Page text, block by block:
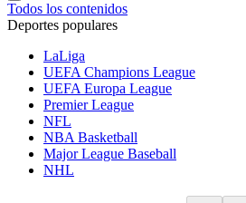
Todos los contenidos
Deportes populares
LaLiga
UEFA Champions League
UEFA Europa League
Premier League
NFL
NBA Basketball
Major League Baseball
NHL